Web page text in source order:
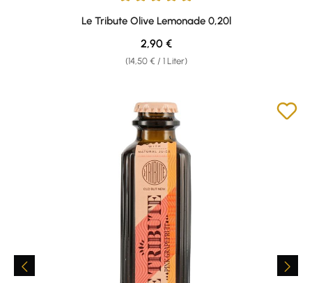
Durchschnittliche Bewertung von 5 von 5 Sternen
Le Tribute Olive Lemonade 0,20l
(14,50 € / 1 Liter)
Regulärer Preis:
2,90 €